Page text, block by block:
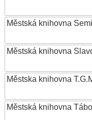
Městská knihovna
Městská knihovna
Městska knihovna
Městská knihovna